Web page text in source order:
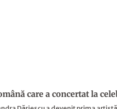
care a concertat la